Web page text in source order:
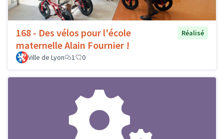
168 - Des vélos pour l'école
maternelle Alain Fournier !
Réalisé
Ville de Lyon 1 0